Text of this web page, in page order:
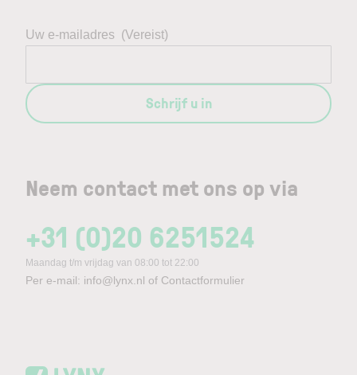
Neem contact met ons op via
+31 (0)20 6251524
Maandag t/m vrijdag van 08:00 tot 22:00
Per e-mail: info@lynx.nl of Contactformulier
Uw e-mailadres (Vereist)
Schrijf u in